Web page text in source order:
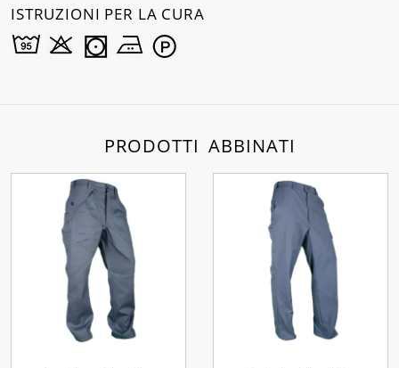
ISTRUZIONI PER LA CURA
PRODOTTI ABBINATI